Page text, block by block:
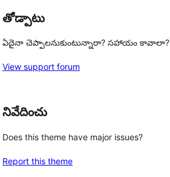
తోడ్పాటు
ఏదైనా చెప్పాలనుకుంటున్నారా? సహాయం కావాలా?
View support forum
నివేదించు
Does this theme have major issues?
Report this theme